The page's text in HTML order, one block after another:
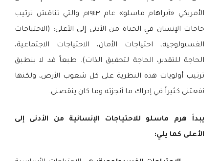
الأمريكي «أبراهام ماسلو» عام ١٩٤٣م والتي تناقش ترتيب
حاجات الإنسان في الحياة من الأدنى إلى الأعلى: (الاحتياجات
الفسيولوجية، احتياجات الأمان، الاحتياجات الاجتماعية،
الحاجة للتقدير، الحاجة لتحقيق الذات). طبعاً قد لا ينطبق
ترتيب أولويات هذه النظرية على كل شعوب الأرض، ولكنها
نفعتني كثيراً في إدراك ما أنجزته وما كان ينقصني.
يبدأ هرم ماسلو للاحتياجات الإنسانية من الأدنى إلى
الأعلى كما يلي: